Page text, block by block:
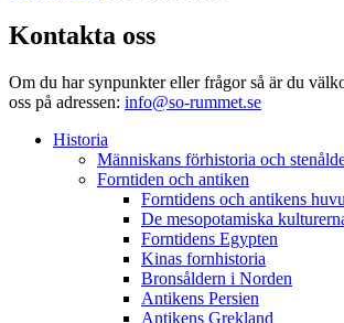
Kontakta oss
Om du har synpunkter eller frågor så är du
oss på adressen: info@so-rummet.se
Historia
Människans förhistoria och
Forntiden och antiken
Forntidens och antikens
De mesopotamiska
Forntidens Egypten
Kinas fornhistoria
Bronsåldern i Norden
Antikens Persien
Antikens Grekland